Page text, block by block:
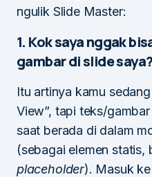
ngulik Slide Master:
1. Kok saya nggak
gambar di slide saya?
Itu artinya kamu
View”, tapi teks/
saat berada di dalam
(sebagai elemen statis,
placeholder). Masuk ke